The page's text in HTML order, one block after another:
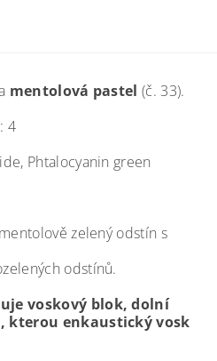
mentolová pastel (č. 33).
4
Phtalocyanin green
zelený odstín s
odstínů.
voskový blok, dolní
kterou enkaustický vosk